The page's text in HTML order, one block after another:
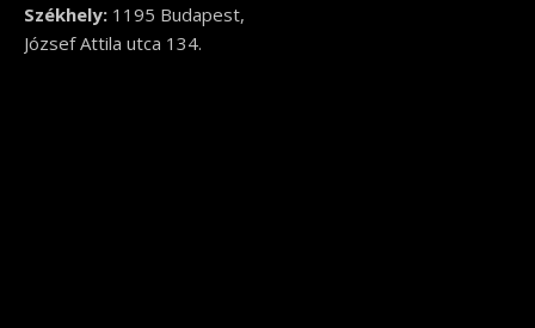
Székhely: 1195 Budapest,
József Attila utca 134.